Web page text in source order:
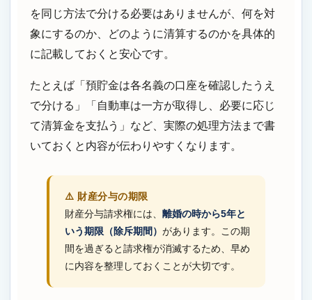
を同じ方法で分ける必要はありませんが、何を対
象にするのか、どのように清算するのかを具体的
に記載しておくと安心です。
たとえば「預貯金は各名義の口座を確認したうえ
で分ける」「自動車は一方が取得し、必要に応じ
て清算金を支払う」など、実際の処理方法まで書
いておくと内容が伝わりやすくなります。
⚠️ 財産分与の期限
財産分与請求権には、 離婚の時から5年と
いう期限（除斥期間） があります。この期
間を過ぎると請求権が消滅するため、早め
に内容を整理しておくことが大切です。